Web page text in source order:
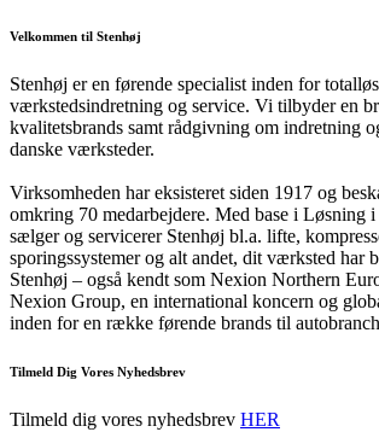
Velkommen til Stenhøj
Stenhøj er en førende specialist inden for
værkstedsindretning og service. Vi tilbyder en
kvalitetsbrands samt rådgivning om indretning
danske værksteder.
Virksomheden har eksisteret siden 1917 og
omkring 70 medarbejdere. Med base i Løsning
sælger og servicerer Stenhøj bl.a. lifte,
sporingssystemer og alt andet, dit værksted har
Stenhøj – også kendt som Nexion Northern
Nexion Group, en international koncern og
inden for en række førende brands til
Tilmeld Dig Vores Nyhedsbrev
Tilmeld dig vores nyhedsbrev HER